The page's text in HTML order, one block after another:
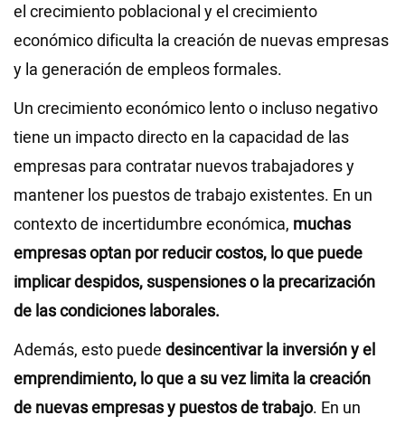
el crecimiento poblacional y el crecimiento
económico dificulta la creación de nuevas empresas
y la generación de empleos formales.
Un crecimiento económico lento o incluso negativo
tiene un impacto directo en la capacidad de las
empresas para contratar nuevos trabajadores y
mantener los puestos de trabajo existentes. En un
contexto de incertidumbre económica, muchas
empresas optan por reducir costos, lo que puede
implicar despidos, suspensiones o la precarización
de las condiciones laborales.
Además, esto puede desincentivar la inversión y el
emprendimiento, lo que a su vez limita la creación
de nuevas empresas y puestos de trabajo. En un